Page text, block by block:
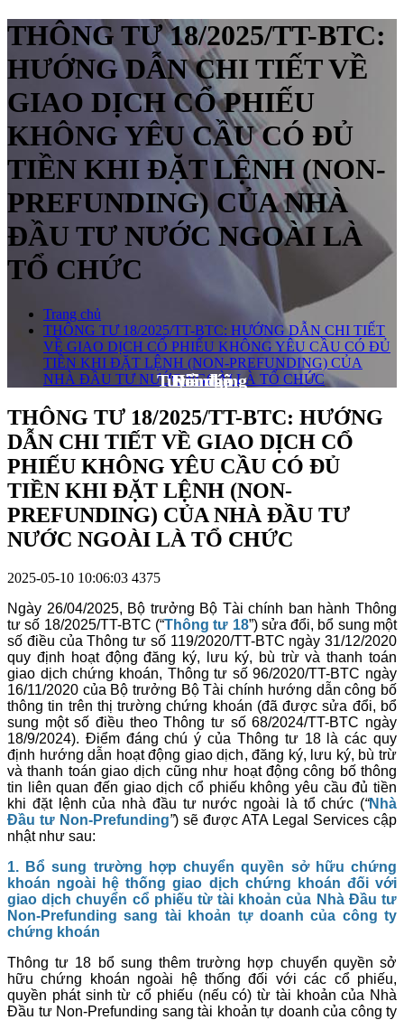
THÔNG TƯ 18/2025/TT-BTC:
HƯỚNG DẪN CHI TIẾT VỀ
GIAO DỊCH CỔ PHIẾU
KHÔNG YÊU CẦU CÓ ĐỦ
TIỀN KHI ĐẶT LỆNH (NON-
PREFUNDING) CỦA NHÀ
ĐẦU TƯ NƯỚC NGOÀI LÀ
TỔ CHỨC
Trang chủ
THÔNG TƯ 18/2025/TT-BTC: HƯỚNG DẪN CHI TIẾT
VỀ GIAO DỊCH CỔ PHIẾU KHÔNG YÊU CẦU CÓ ĐỦ
TIỀN KHI ĐẶT LỆNH (NON-PREFUNDING) CỦA
NHÀ ĐẦU TƯ NƯỚC NGOÀI LÀ TỔ CHỨC
THÔNG TƯ 18/2025/TT-BTC: HƯỚNG
DẪN CHI TIẾT VỀ GIAO DỊCH CỔ
PHIẾU KHÔNG YÊU CẦU CÓ ĐỦ
TIỀN KHI ĐẶT LỆNH (NON-
PREFUNDING) CỦA NHÀ ĐẦU TƯ
NƯỚC NGOÀI LÀ TỔ CHỨC
2025-05-10 10:06:03 4375
Ngày 26/04/2025, Bộ trưởng Bộ Tài chính ban hành Thông
tư số 18/2025/TT-BTC (“Thông tư 18”) sửa đổi, bổ sung một
số điều của Thông tư số 119/2020/TT-BTC ngày 31/12/2020
quy định hoạt động đăng ký, lưu ký, bù trừ và thanh toán
giao dịch chứng khoán, Thông tư số 96/2020/TT-BTC ngày
16/11/2020 của Bộ trưởng Bộ Tài chính hướng dẫn công bố
thông tin trên thị trường chứng khoán (đã được sửa đổi, bổ
sung một số điều theo Thông tư số 68/2024/TT-BTC ngày
18/9/2024). Điểm đáng chú ý của Thông tư 18 là các quy
định hướng dẫn hoạt động giao dịch, đăng ký, lưu ký, bù trừ
và thanh toán giao dịch cũng như hoạt động công bố thông
tin liên quan đến giao dịch cổ phiếu không yêu cầu đủ tiền
khi đặt lệnh của nhà đầu tư nước ngoài là tổ chức (“Nhà
Đầu tư Non-Prefunding”) sẽ được ATA Legal Services cập
nhật như sau:
1. Bổ sung trường hợpchuyển quyền sở hữu chứng
khoán ngoài hệ thống giao dịch chứng khoán đốivới
giao dịch chuyển cổ phiếu từ tài khoản của Nhà Đầu tư
Non-Prefunding sang tài khoản tự doanh của công ty
chứng khoán
Thông tư 18 bổ sung thêm trường hợp chuyển quyền sở
hữu chứng khoán ngoài hệ thống đối với các cổ phiếu,
quyền phát sinh từ cổ phiếu (nếu có) từ tài khoản của Nhà
Đầu tư Non-Prefunding sang tài khoản tự doanh của công ty
Liên hệ
Đội ngũ
Hỏi đáp
Tuyển dụng